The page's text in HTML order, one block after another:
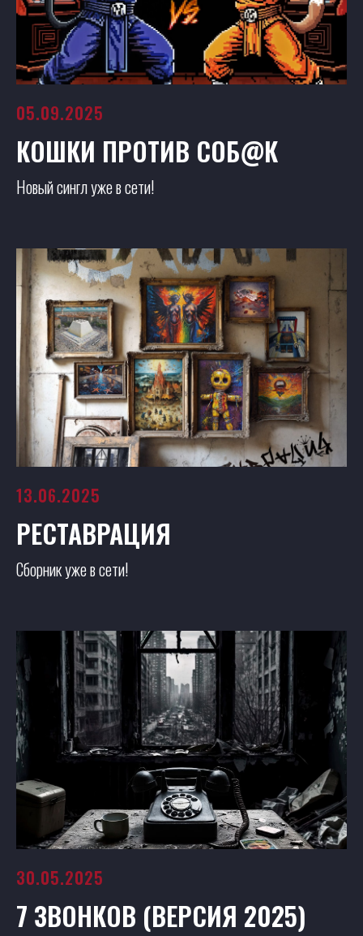
05.09.2025
КОШКИ ПРОТИВ СОБ@К
Новый сингл уже в сети!
13.06.2025
РЕСТАВРАЦИЯ
Сборник уже в сети!
30.05.2025
7 ЗВОНКОВ (ВЕРСИЯ 2025)